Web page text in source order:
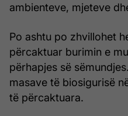
ambienteve, mjeteve
Po ashtu po zhvillohet
përcaktuar burimin e
përhapjes së
masave të biosigurisë
të përcaktuara.